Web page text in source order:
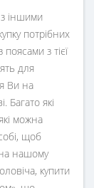
з іншими
потрібних
з тієї
для
Ви на
Багато які
можна
щоб
нашому
купити